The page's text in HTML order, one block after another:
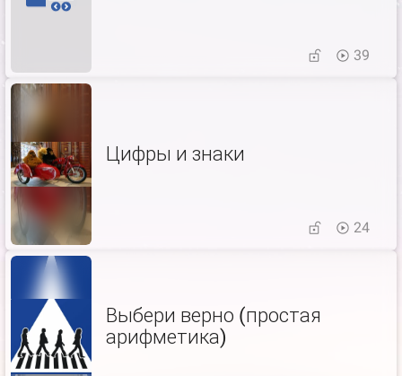
39
Цифры и знаки
24
Выбери верно (простая
арифметика)